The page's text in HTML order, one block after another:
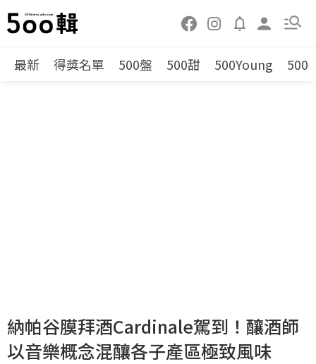
最新 得獎名單 500盤 500甜 500Young 500
納帕谷膜拜酒Cardinale駕到！釀酒師
以音樂概念混釀各子產區極致風味